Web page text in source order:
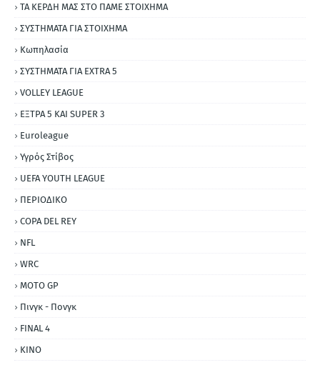
ΤΑ ΚΕΡΔΗ ΜΑΣ ΣΤΟ ΠΑΜΕ ΣΤΟΙΧΗΜΑ
ΣΥΣΤΗΜΑΤΑ ΓΙΑ ΣΤΟΙΧΗΜΑ
Κωπηλασία
ΣΥΣΤΗΜΑΤΑ ΓΙΑ ΕΧΤRΑ 5
VOLLEY LEAGUE
ΕΞΤΡΑ 5 ΚΑΙ SUPER 3
Εuroleague
Υγρός Στίβος
UEFA YOUTH LEAGUE
ΠΕΡΙΟΔΙΚΟ
COPA DEL REY
NFL
WRC
MOTO GP
Πινγκ - Πονγκ
FINAL 4
ΚΙΝΟ